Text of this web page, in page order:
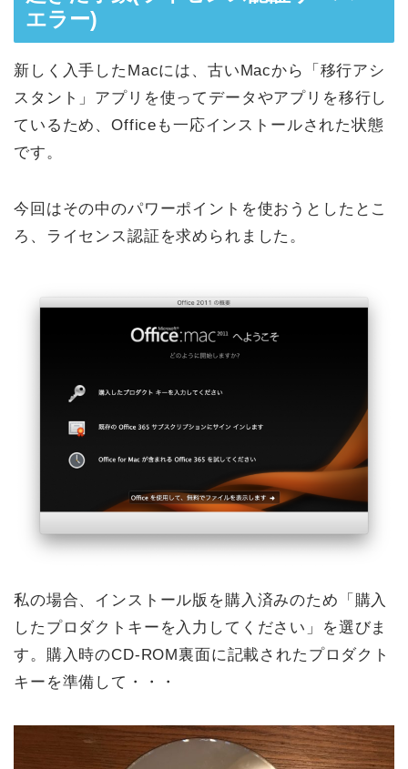
エラー)
新しく入手したMacには、古いMacから「移行アシ
スタント」アプリを使ってデータやアプリを移行し
ているため、Officeも一応インストールされた状態
です。
今回はその中のパワーポイントを使おうとしたとこ
ろ、ライセンス認証を求められました。
私の場合、インストール版を購入済みのため「購入
したプロダクトキーを入力してください」を選びま
す。購入時のCD-ROM裏面に記載されたプロダクト
キーを準備して・・・